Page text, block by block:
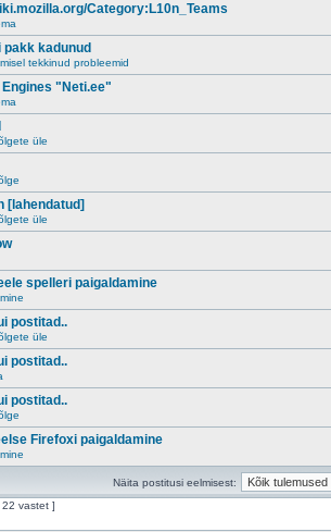
Category:L10n_Teams
pakk kadunud
tekkinud probleemid
"Neti.ee"
üle
[lahendatud]
üle
spelleri paigaldamine
postitad..
üle
postitad..
postitad..
Firefoxi paigaldamine
Näita postitusi eelmisest:
vastet ]